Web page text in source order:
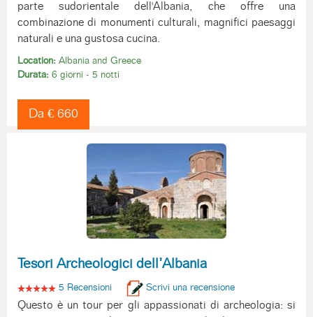
parte sudorientale dell'Albania, che offre una
combinazione di monumenti culturali, magnifici paesaggi
naturali e una gustosa cucina.
Location: Albania and Greece
Durata: 6 giorni - 5 notti
Da € 660
Tesori Archeologici dell’Albania
5 Recensioni Scrivi una recensione
Questo è un tour per gli appassionati di archeologia: si